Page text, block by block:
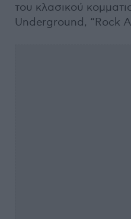
του κλασικού
Underground, “Rock